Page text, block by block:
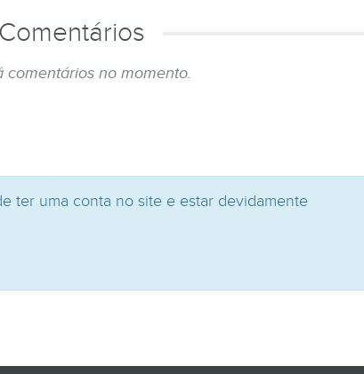
Comentários
comentários no momento.
ter uma conta no site e estar devidamente